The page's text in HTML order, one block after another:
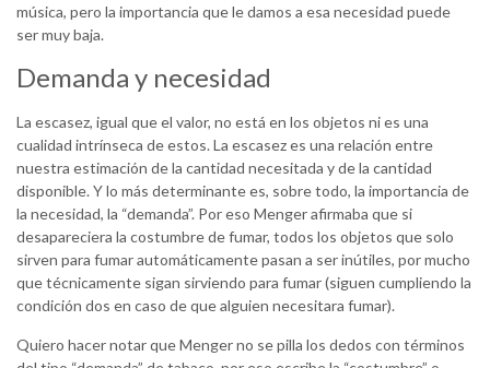
música, pero la importancia que le damos a esa necesidad puede
ser muy baja.
Demanda y necesidad
La escasez, igual que el valor, no está en los objetos ni es una
cualidad intrínseca de estos. La escasez es una relación entre
nuestra estimación de la cantidad necesitada y de la cantidad
disponible. Y lo más determinante es, sobre todo, la importancia de
la necesidad, la “demanda”. Por eso Menger afirmaba que si
desapareciera la costumbre de fumar, todos los objetos que solo
sirven para fumar automáticamente pasan a ser inútiles, por mucho
que técnicamente sigan sirviendo para fumar (siguen cumpliendo la
condición dos en caso de que alguien necesitara fumar).
Quiero hacer notar que Menger no se pilla los dedos con términos